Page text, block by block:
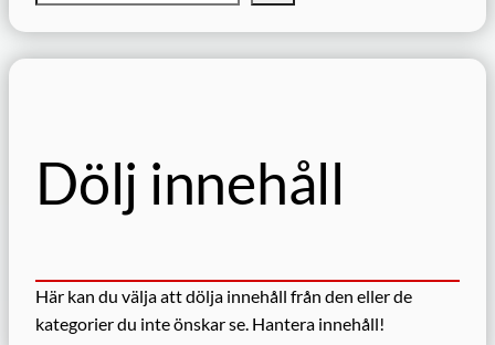
ö
Dölj innehåll
Här kan du välja att dölja innehåll från den eller de
kategorier du inte önskar se. Hantera innehåll!